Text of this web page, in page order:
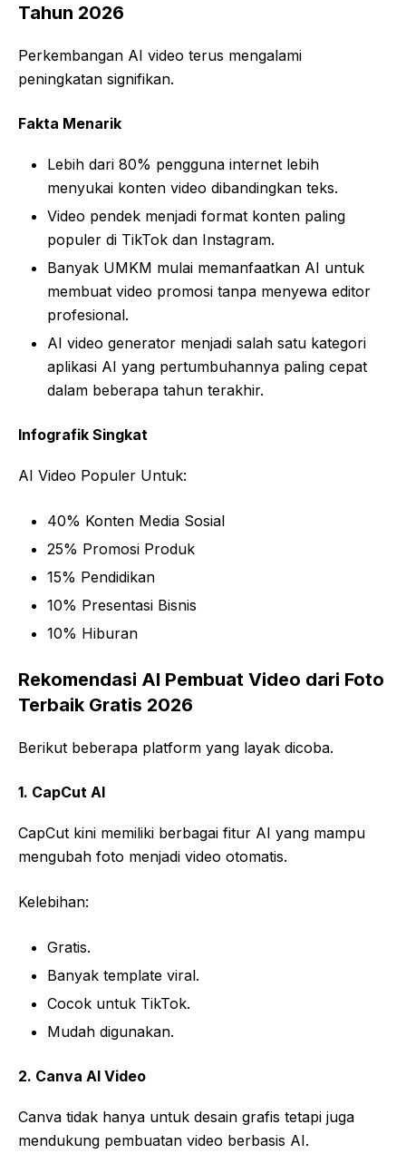
Tahun 2026
Perkembangan AI video terus mengalami
peningkatan signifikan.
Fakta Menarik
Lebih dari 80% pengguna internet lebih
menyukai konten video dibandingkan teks.
Video pendek menjadi format konten paling
populer di TikTok dan Instagram.
Banyak UMKM mulai memanfaatkan AI untuk
membuat video promosi tanpa menyewa editor
profesional.
AI video generator menjadi salah satu kategori
aplikasi AI yang pertumbuhannya paling cepat
dalam beberapa tahun terakhir.
Infografik Singkat
AI Video Populer Untuk:
40% Konten Media Sosial
25% Promosi Produk
15% Pendidikan
10% Presentasi Bisnis
10% Hiburan
Rekomendasi AI Pembuat Video dari Foto
Terbaik Gratis 2026
Berikut beberapa platform yang layak dicoba.
1. CapCut AI
CapCut kini memiliki berbagai fitur AI yang mampu
mengubah foto menjadi video otomatis.
Kelebihan:
Gratis.
Banyak template viral.
Cocok untuk TikTok.
Mudah digunakan.
2. Canva AI Video
Canva tidak hanya untuk desain grafis tetapi juga
mendukung pembuatan video berbasis AI.